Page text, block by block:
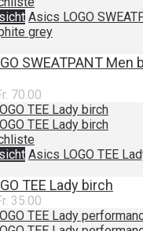
Asics LOGO
grey
SWEATPANT Men
70.00
Asics LOGO TEE
TEE Lady birch
35.00